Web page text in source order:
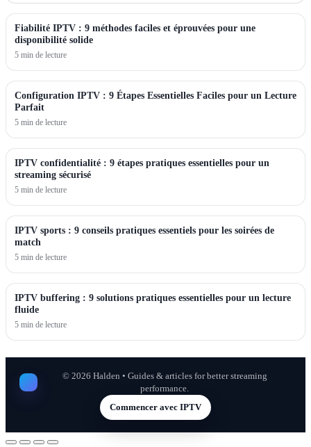
Fiabilité IPTV : 9 méthodes faciles et éprouvées pour une
disponibilité solide
5 min de lecture
Configuration IPTV : 9 Étapes Essentielles Faciles pour un Lecture
Parfait
5 min de lecture
IPTV confidentialité : 9 étapes pratiques essentielles pour un
streaming sécurisé
5 min de lecture
IPTV sports : 9 conseils pratiques essentiels pour les soirées de
match
5 min de lecture
IPTV buffering : 9 solutions pratiques essentielles pour un lecture
fluide
5 min de lecture
© 2026 Halden • Guides & articles for better streaming
performance.
Commencer avec IPTV